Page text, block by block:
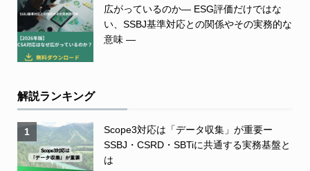
広がっているのか― ESG評価だけではな
い、SSBJ基準対応との関係やその実務的な
意味 ―
解説ランキング
1
Scope3対応は「データ収集」が重要ー
SSBJ・CSRD・SBTiに共通する実務基盤と
は